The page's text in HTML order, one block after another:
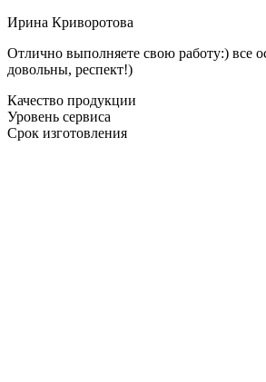
Ирина Криворотова
Отлично выполняете свою работу:) все
довольны, респект!)
Качество продукции
Уровень сервиса
Срок изготовления